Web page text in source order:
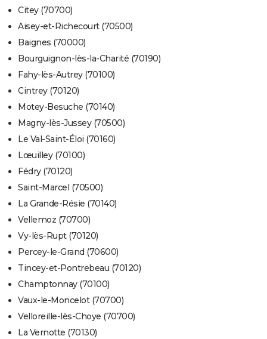
Citey (70700)
Aisey-et-Richecourt (70500)
Baignes (70000)
Bourguignon-lès-la-Charité (70190)
Fahy-lès-Autrey (70100)
Cintrey (70120)
Motey-Besuche (70140)
Magny-lès-Jussey (70500)
Le Val-Saint-Éloi (70160)
Lœuilley (70100)
Fédry (70120)
Saint-Marcel (70500)
La Grande-Résie (70140)
Vellemoz (70700)
Vy-lès-Rupt (70120)
Percey-le-Grand (70600)
Tincey-et-Pontrebeau (70120)
Champtonnay (70100)
Vaux-le-Moncelot (70700)
Velloreille-lès-Choye (70700)
La Vernotte (70130)